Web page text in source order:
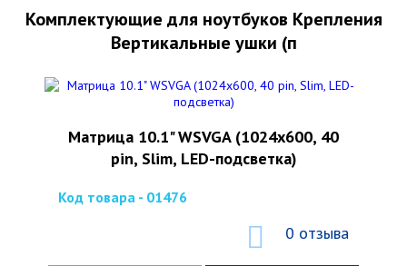
Комплектующие для ноутбуков Крепления
Вертикальные ушки (п
Матрица 10.1" WSVGA (1024x600, 40
pin, Slim, LED-подсветка)
Код товара - 01476
0 отзыва